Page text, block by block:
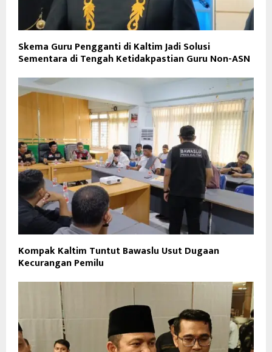
Skema Guru Pengganti di Kaltim Jadi Solusi
Sementara di Tengah Ketidakpastian Guru Non-ASN
Kompak Kaltim Tuntut Bawaslu Usut Dugaan
Kecurangan Pemilu